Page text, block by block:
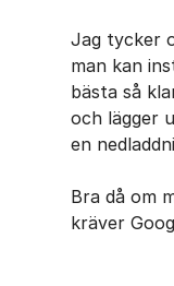
Jag tycker
man kan
bästa så
och lägger
en
Bra då om
kräver